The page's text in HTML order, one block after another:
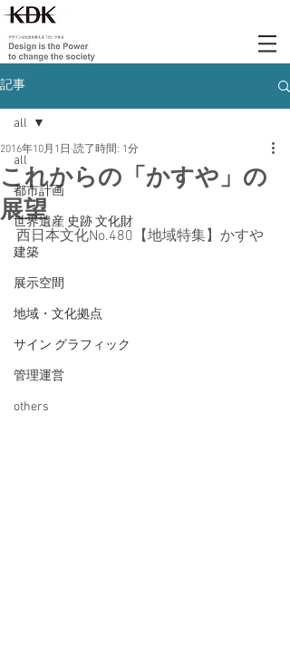
記事
all
都市計画
世界遺産 史跡 文化財
建築
展示空間
地域・文化拠点
サイン グラフィック
管理運営
others
all
これからの「かすや」の
展望
2016年10月1日 読了時間: 1分
西日本文化No.480【地域特集】かすや